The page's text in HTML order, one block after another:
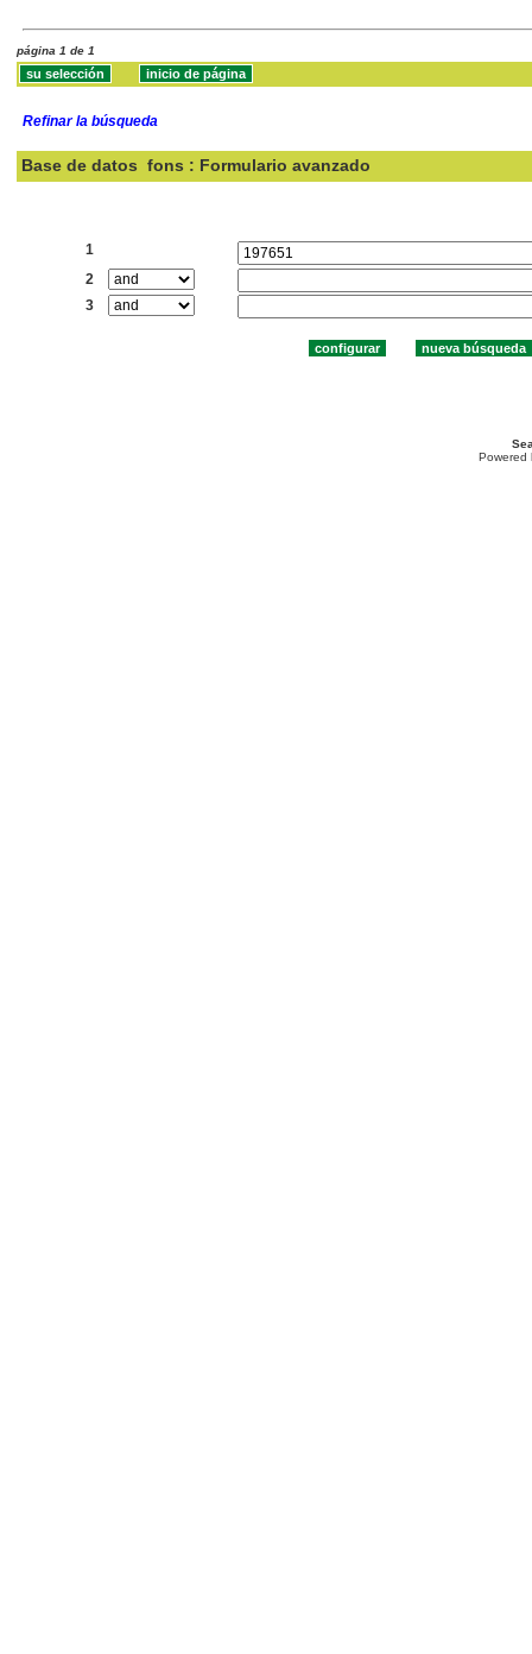
página 1 de 1
Refinar la búsqueda
Base de datos fons : Formulario avanzado
1
2
3